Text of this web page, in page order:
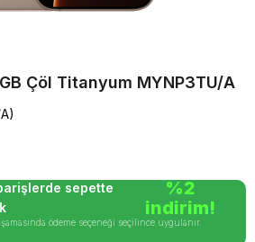
Çöl Titanyum MYNP3TU/A
sepette
%2
indirim!
ödeme seçeneği seçilince uygulanır.